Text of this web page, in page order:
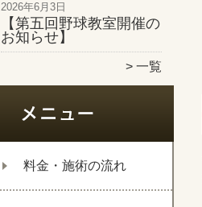
2026年6月3日
【第五回野球教室開催の
お知らせ】
一覧
料金・施術の流れ